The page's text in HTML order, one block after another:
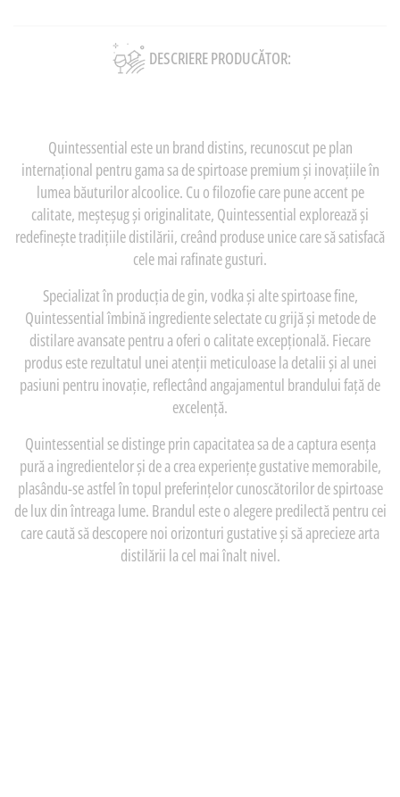
DESCRIERE PRODUCĂTOR:
Quintessential este un brand distins, recunoscut pe plan
internațional pentru gama sa de spirtoase premium și inovațiile în
lumea băuturilor alcoolice. Cu o filozofie care pune accent pe
calitate, meșteșug și originalitate, Quintessential explorează și
redefinește tradițiile distilării, creând produse unice care să satisfacă
cele mai rafinate gusturi.
Specializat în producția de gin, vodka și alte spirtoase fine,
Quintessential îmbină ingrediente selectate cu grijă și metode de
distilare avansate pentru a oferi o calitate excepțională. Fiecare
produs este rezultatul unei atenții meticuloase la detalii și al unei
pasiuni pentru inovație, reflectând angajamentul brandului față de
excelență.
Quintessential se distinge prin capacitatea sa de a captura esența
pură a ingredientelor și de a crea experiențe gustative memorabile,
plasându-se astfel în topul preferințelor cunoscătorilor de spirtoase
de lux din întreaga lume. Brandul este o alegere predilectă pentru cei
care caută să descopere noi orizonturi gustative și să aprecieze arta
distilării la cel mai înalt nivel.